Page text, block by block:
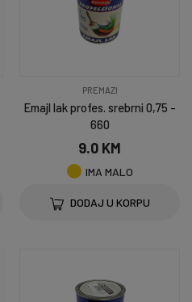
PREMAZI
Emajl lak profes. srebrni 0,75 -
660
9.0 KM
IMA MALO
DODAJ U KORPU